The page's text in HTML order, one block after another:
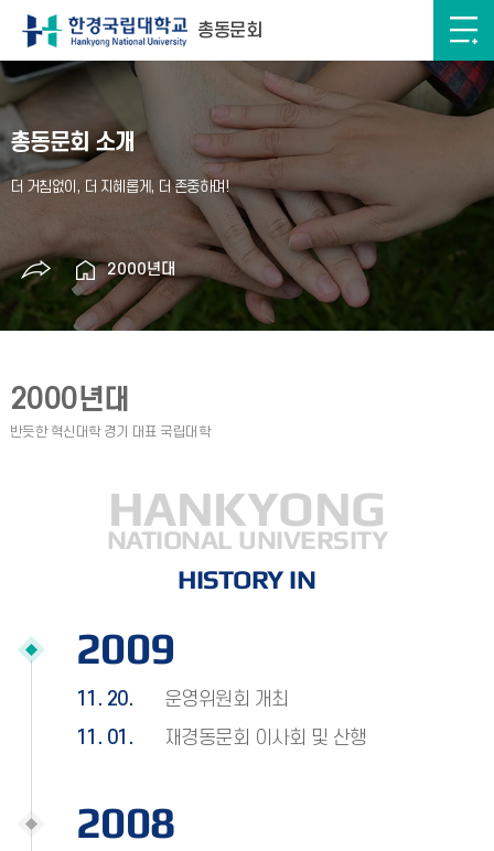
총동문회
총동문회 소개
2000년대
2000년대
HANKYONG
NATIONAL UNIVERSITY
HISTORY IN
2009
11. 20.
운영위원회 개최
11. 01.
재경동문회 이사회 및 산행
2008